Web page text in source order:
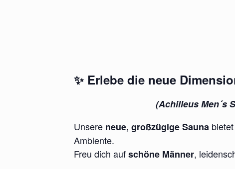
✨ Erlebe die neue
(Achilleus Men´s
Unsere neue, großzügige Sauna
Ambiente.
Freu dich aufschöne Männer,